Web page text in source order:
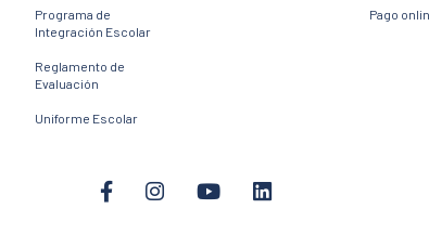
Programa de
Integración Escolar
Reglamento de
Evaluación
Uniforme Escolar
Pago